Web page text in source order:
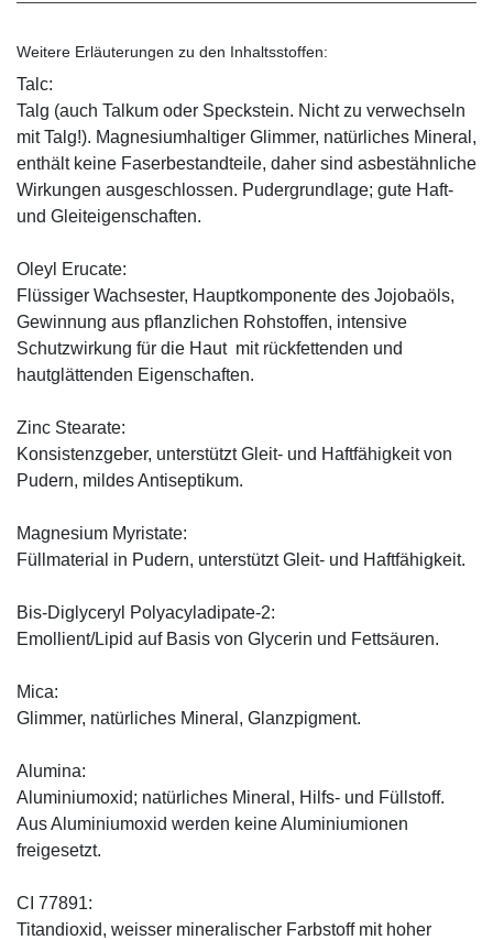
Weitere Erläuterungen zu den Inhaltsstoffen:
Talc:
Talg (auch Talkum oder Speckstein. Nicht zu verwechseln
mit Talg!). Magnesiumhaltiger Glimmer, natürliches Mineral,
enthält keine Faserbestandteile, daher sind asbestähnliche
Wirkungen ausgeschlossen. Pudergrundlage; gute Haft-
und Gleiteigenschaften.
Oleyl Erucate:
Flüssiger Wachsester, Hauptkomponente des Jojobaöls,
Gewinnung aus pflanzlichen Rohstoffen, intensive
Schutzwirkung für die Haut mit rückfettenden und
hautglättenden Eigenschaften.
Zinc Stearate:
Konsistenzgeber, unterstützt Gleit- und Haftfähigkeit von
Pudern, mildes Antiseptikum.
Magnesium Myristate:
Füllmaterial in Pudern, unterstützt Gleit- und Haftfähigkeit.
Bis-Diglyceryl Polyacyladipate-2:
Emollient/Lipid auf Basis von Glycerin und Fettsäuren.
Mica:
Glimmer, natürliches Mineral, Glanzpigment.
Alumina:
Aluminiumoxid; natürliches Mineral, Hilfs- und Füllstoff.
Aus Aluminiumoxid werden keine Aluminiumionen
freigesetzt.
CI 77891:
Titandioxid, weisser mineralischer Farbstoff mit hoher